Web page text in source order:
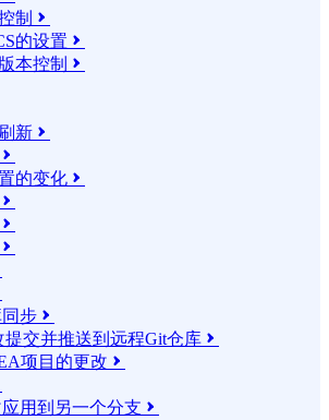
制 
的设置 
本控制 
新 

的变化 



步 
交并推送到远程Git仓库 
项目的更改 
用到另一个分支 